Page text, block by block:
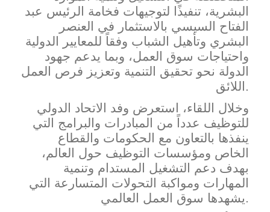
البشرية، تنفيذًا لتوجيهات فخامة الرئيس عبد
الفتاح السيسي بالاستثمار في العنصر
البشري وتأهيل الشباب وفقاً للمعايير الدولية
واحتياجات سوق العمل، وبما يدعم جهود
الدولة نحو تحقيق التنمية وتعزيز فرص العمل
اللائق.
وخلال اللقاء، استعرض وفد الاتحاد الدولي
للتوظيف عدداً من المبادرات والبرامج التي
ينفذها بالتعاون مع الحكومات والقطاع
الخاص ومؤسسات التوظيف حول العالم،
بهدف دعم التشغيل المستدام وتنمية
المهارات ومواكبة التحولات المتسارعة التي
يشهدها سوق العمل العالمي.